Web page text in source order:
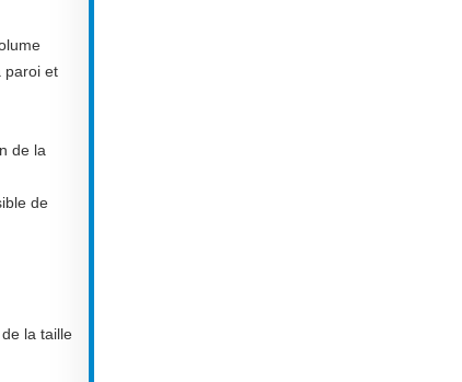
paroi et
de la
de
la taille